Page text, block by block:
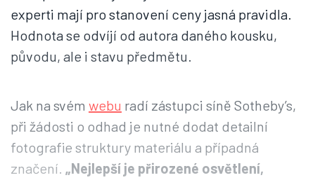
experti mají pro stanovení ceny jasná pravidla.
Hodnota se odvíjí od autora daného kousku,
původu, ale i stavu předmětu.
Jak na svém webu radí zástupci síně Sotheby’s,
při žádosti o odhad je nutné dodat detailní
fotografie struktury materiálu a případná
značení. „Nejlepší je přirozené osvětlení,